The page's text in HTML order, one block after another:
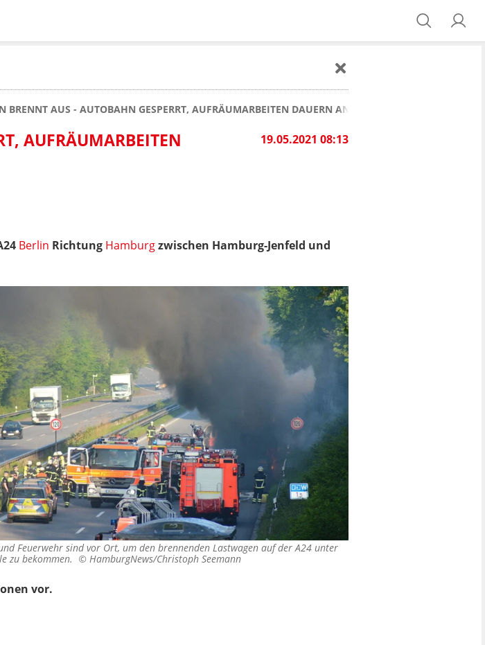
BRENNT AUS - AUTOBAHN GESPERRT, AUFRÄUMARBEITEN DAUERN AN!
19.05.2021 08:13
AUFRÄUMARBEITEN
Berlin Richtung Hamburgzwischen Hamburg-Jenfeld und
Feuerwehr sind vor Ort, um den brennenden Lastwagen auf der A24 unter
zu bekommen. © HamburgNews/Christoph Seemann
vor.